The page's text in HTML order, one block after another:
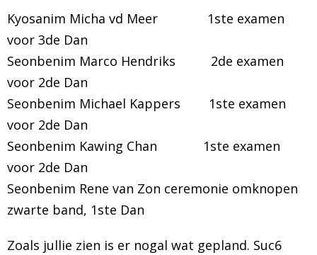
Kyosanim Micha vd Meer 1ste examen
voor 3de Dan
Seonbenim Marco Hendriks 2de examen
voor 2de Dan
Seonbenim Michael Kappers 1ste examen
voor 2de Dan
Seonbenim Kawing Chan 1ste examen
voor 2de Dan
Seonbenim Rene van Zon ceremonie omknopen
zwarte band, 1ste Dan
Zoals jullie zien is er nogal wat gepland. Suc6